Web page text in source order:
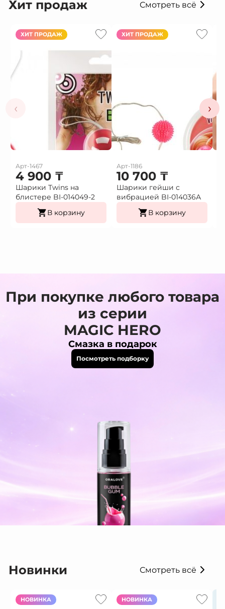
Хит продаж Смотреть всё
‹
ХИТ ПРОДАЖ
Арт-1467
4 900 ₸
Шарики Twins на
блистере BI-014049-2
В корзину
ХИТ ПРОДАЖ
Арт-1186
10 700 ₸
Шарики гейши с
вибрацией BI-014036А
В корзину
›
При покупке любого товара
из серии
MAGIC HERO
Смазка в подарок
Посмотреть подборку
Новинки Смотреть всё
НОВИНКА НОВИНКА